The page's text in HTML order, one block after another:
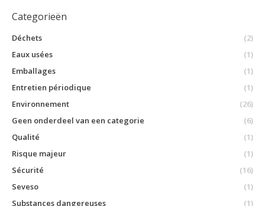
Categorieën
Déchets
(2)
Eaux usées
(1)
Emballages
(1)
Entretien périodique
(1)
Environnement
(26)
Geen onderdeel van een categorie
(6)
Qualité
(1)
Risque majeur
(1)
Sécurité
(16)
Seveso
(1)
Substances dangereuses
(1)